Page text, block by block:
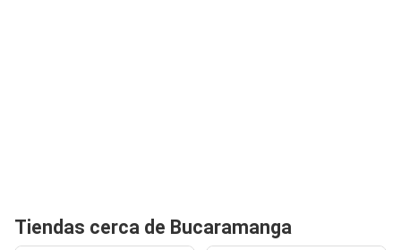
Tiendas cerca de Bucaramanga